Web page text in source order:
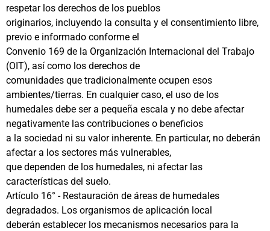
respetar los derechos de los pueblos
originarios, incluyendo la consulta y el consentimiento libre,
previo e informado conforme el
Convenio 169 de la Organización Internacional del Trabajo
(OIT), así como los derechos de
comunidades que tradicionalmente ocupen esos
ambientes/tierras. En cualquier caso, el uso de los
humedales debe ser a pequeña escala y no debe afectar
negativamente las contribuciones o beneficios
a la sociedad ni su valor inherente. En particular, no deberán
afectar a los sectores más vulnerables,
que dependen de los humedales, ni afectar las
características del suelo.
Artículo 16° - Restauración de áreas de humedales
degradados. Los organismos de aplicación local
deberán establecer los mecanismos necesarios para la